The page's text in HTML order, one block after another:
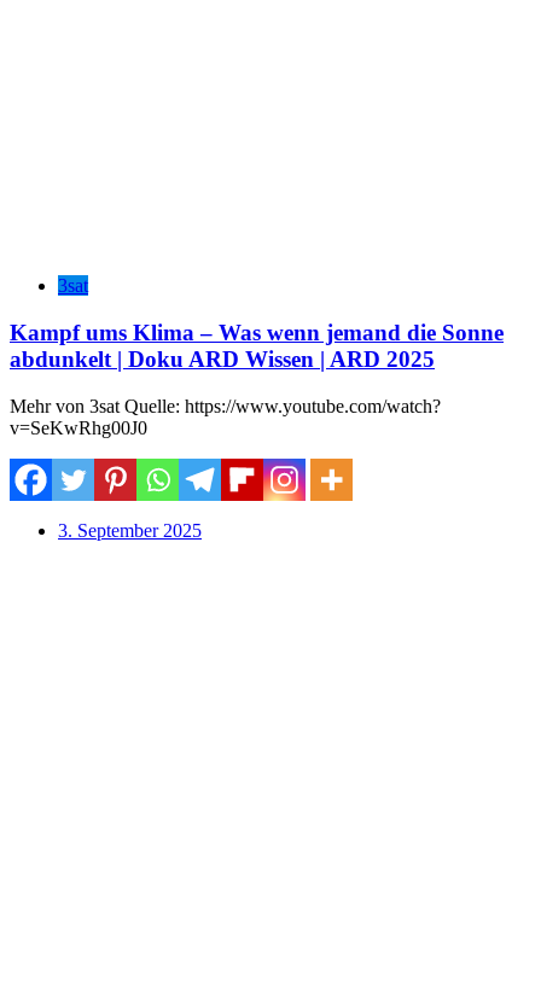
3sat
Kampf ums Klima – Was wenn jemand die Sonne
abdunkelt | Doku ARD Wissen | ARD 2025
Mehr von 3sat Quelle: https://www.youtube.com/watch?
v=SeKwRhg00J0
3. September 2025